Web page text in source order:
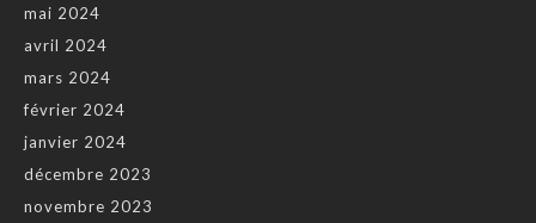
mai 2024
avril 2024
mars 2024
février 2024
janvier 2024
décembre 2023
novembre 2023